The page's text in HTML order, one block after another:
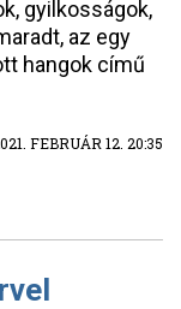
gyilkosságok,
az egy
hangok című
FEBRUÁR 12. 20:35